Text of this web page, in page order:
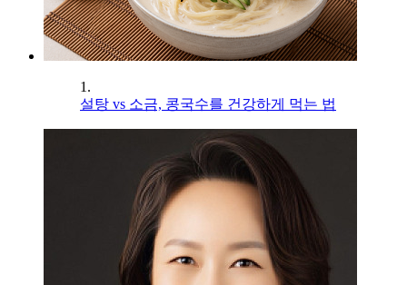
1.
설탕 vs 소금, 콩국수를 건강하게 먹는 법